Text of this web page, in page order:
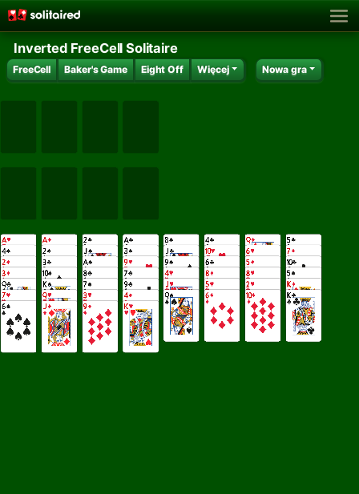
Inverted FreeCell Solitaire
FreeCell Baker's Game Eight Off Więcej Nowa gra